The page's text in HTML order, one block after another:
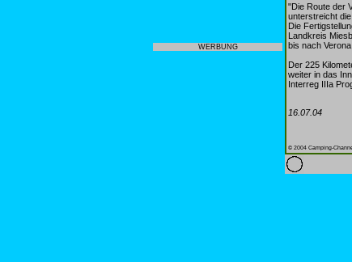
WERBUNG
"Die Route der
unterstreicht
Die
Landkreis
bis nach
Der 225
weiter in das
Interreg IIIa
16.07.04
© 2004 Camping-